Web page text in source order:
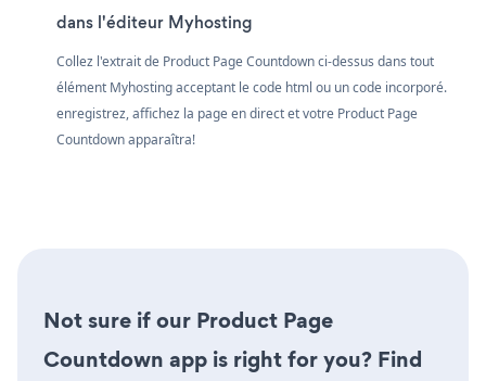
dans l'éditeur Myhosting
Collez l'extrait de Product Page Countdown ci-dessus dans tout
élément Myhosting acceptant le code html ou un code incorporé.
enregistrez, affichez la page en direct et votre Product Page
Countdown apparaîtra!
Not sure if our Product Page
Countdown app is right for you? Find